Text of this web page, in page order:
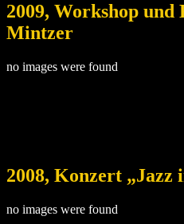
2009, Workshop
Mintzer
no images were found
2008, Konzert „Jazz
no images were found